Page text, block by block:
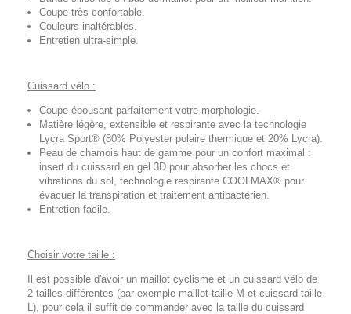
Coupe très confortable.
Couleurs inaltérables.
Entretien ultra-simple.
Cuissard vélo :
Coupe épousant parfaitement votre morphologie.
Matière légère, extensible et respirante avec la technologie
Lycra Sport® (80% Polyester polaire thermique et 20% Lycra).
Peau de chamois haut de gamme pour un confort maximal :
insert du cuissard en gel 3D pour absorber les chocs et
vibrations du sol, technologie respirante COOLMAX® pour
évacuer la transpiration et traitement antibactérien.
Entretien facile.
Choisir votre taille :
Il est possible d'avoir un maillot cyclisme et un cuissard vélo de
2 tailles différentes (par exemple maillot taille M et cuissard taille
L), pour cela il suffit de commander avec la taille du cuissard